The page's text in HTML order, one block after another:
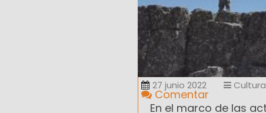
27 junio 2022 Cultura
Comentar
En el marco de las